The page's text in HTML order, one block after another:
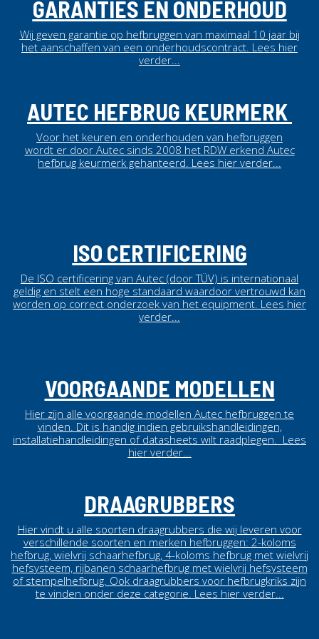
GARANTIES EN ONDERHOUD
Wij geven garantie op hefbruggen van maximaal 10 jaar bij
het aanschaffen van een onderhoudscontract. Lees hier
verder...
AUTEC HEFBRUG KEURMERK
Voor het keuren en onderhouden van hefbruggen
wordt er door Autec sinds 2008 het RDW erkend Autec
hefbrug keurmerk gehanteerd. Lees hier verder...
ISO CERTIFICERING
De ISO certificering van Autec (door TÜV) is internationaal
geldig en stelt een hoge standaard waardoor vertrouwd kan
worden op correct onderzoek van het equipment. Lees hier
verder...
VOORGAANDE MODELLEN
Hier zijn alle voorgaande modellen Autec hefbruggen te
vinden. Dit is handig indien gebruikshandleidingen,
installatiehandleidingen of datasheets wilt raadplegen. Lees
hier verder...
DRAAGRUBBERS
Hier vindt u alle soorten draagrubbers die wij leveren voor
verschillende soorten en merken hefbruggen: 2-koloms
hefbrug, wielvrij schaarhefbrug, 4-koloms hefbrug met wielvrij
hefsysteem, rijbanen schaarhefbrug met wielvrij hefsysteem
of stempelhefbrug. Ook draagrubbers voor hefbrugkriks zijn
te vinden onder deze categorie. Lees hier verder...